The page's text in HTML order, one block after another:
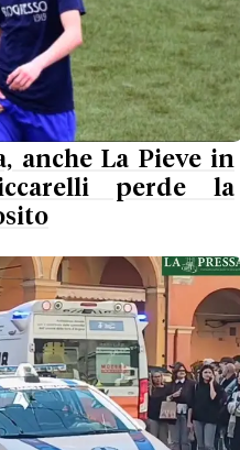
anche La Pieve in
perde la